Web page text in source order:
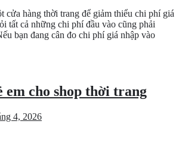
cửa hàng thời trang để giảm thiểu chi phí giá
tất cả những chi phí đầu vào cũng phải
bạn đang cân đo chi phí giá nhập vào
em cho shop thời trang
4, 2026